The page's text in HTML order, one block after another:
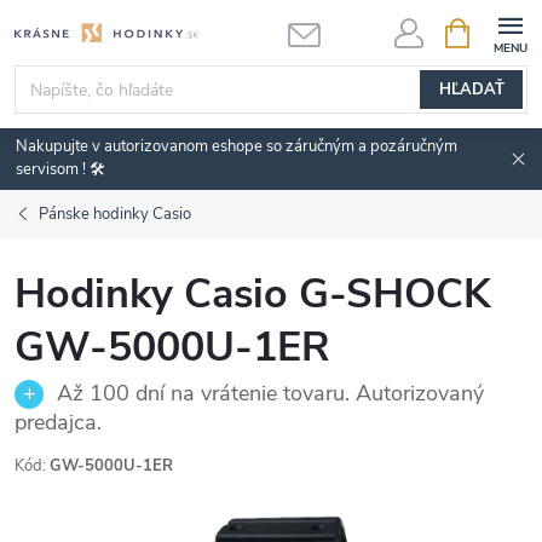
na
obsah
HĽADAŤ
KOŠÍK
Nakupujte v autorizovanom eshope so záručným a pozáručným
servisom ! 🛠️
Pánske hodinky Casio
Hodinky Casio G-SHOCK
GW-5000U-1ER
Až 100 dní na vrátenie tovaru. Autorizovaný
predajca.
Kód: GW-5000U-1ER